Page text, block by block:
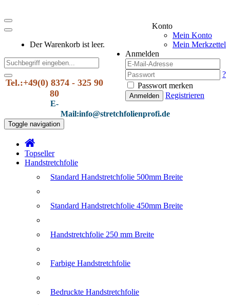
Konto
Mein Konto
Mein Merkzettel
Anmelden
?
Passwort merken
Anmelden Registrieren
Der Warenkorb ist leer.
Tel.:+49(0) 8374 - 325 90
80
E-
Mail:info@stretchfolienprofi.de
Toggle navigation
Topseller
Handstretchfolie
Standard Handstretchfolie 500mm Breite
Standard Handstretchfolie 450mm Breite
Handstretchfolie 250 mm Breite
Farbige Handstretchfolie
Bedruckte Handstretchfolie